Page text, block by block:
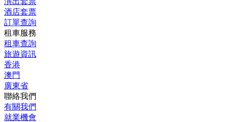
酒店套票
訂單查詢
租車服務
租車查詢
旅遊資訊
香港
澳門
廣東省
聯絡我們
有關我們
就業機會